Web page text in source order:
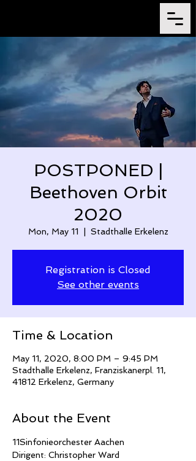
POSTPONED |
Beethoven Orbit
2020
Mon, May 11 Stadthalle Erkelenz
Registration is Closed
See other events
Time & Location
May 11, 2020, 8:00 PM – 9:45 PM
Stadthalle Erkelenz, Franziskanerpl. 11,
41812 Erkelenz, Germany
About the Event
11Sinfonieorchester Aachen
Dirigent: Christopher Ward